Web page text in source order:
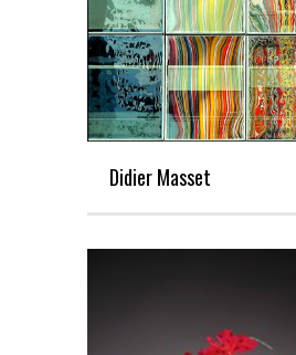
Didier Masset